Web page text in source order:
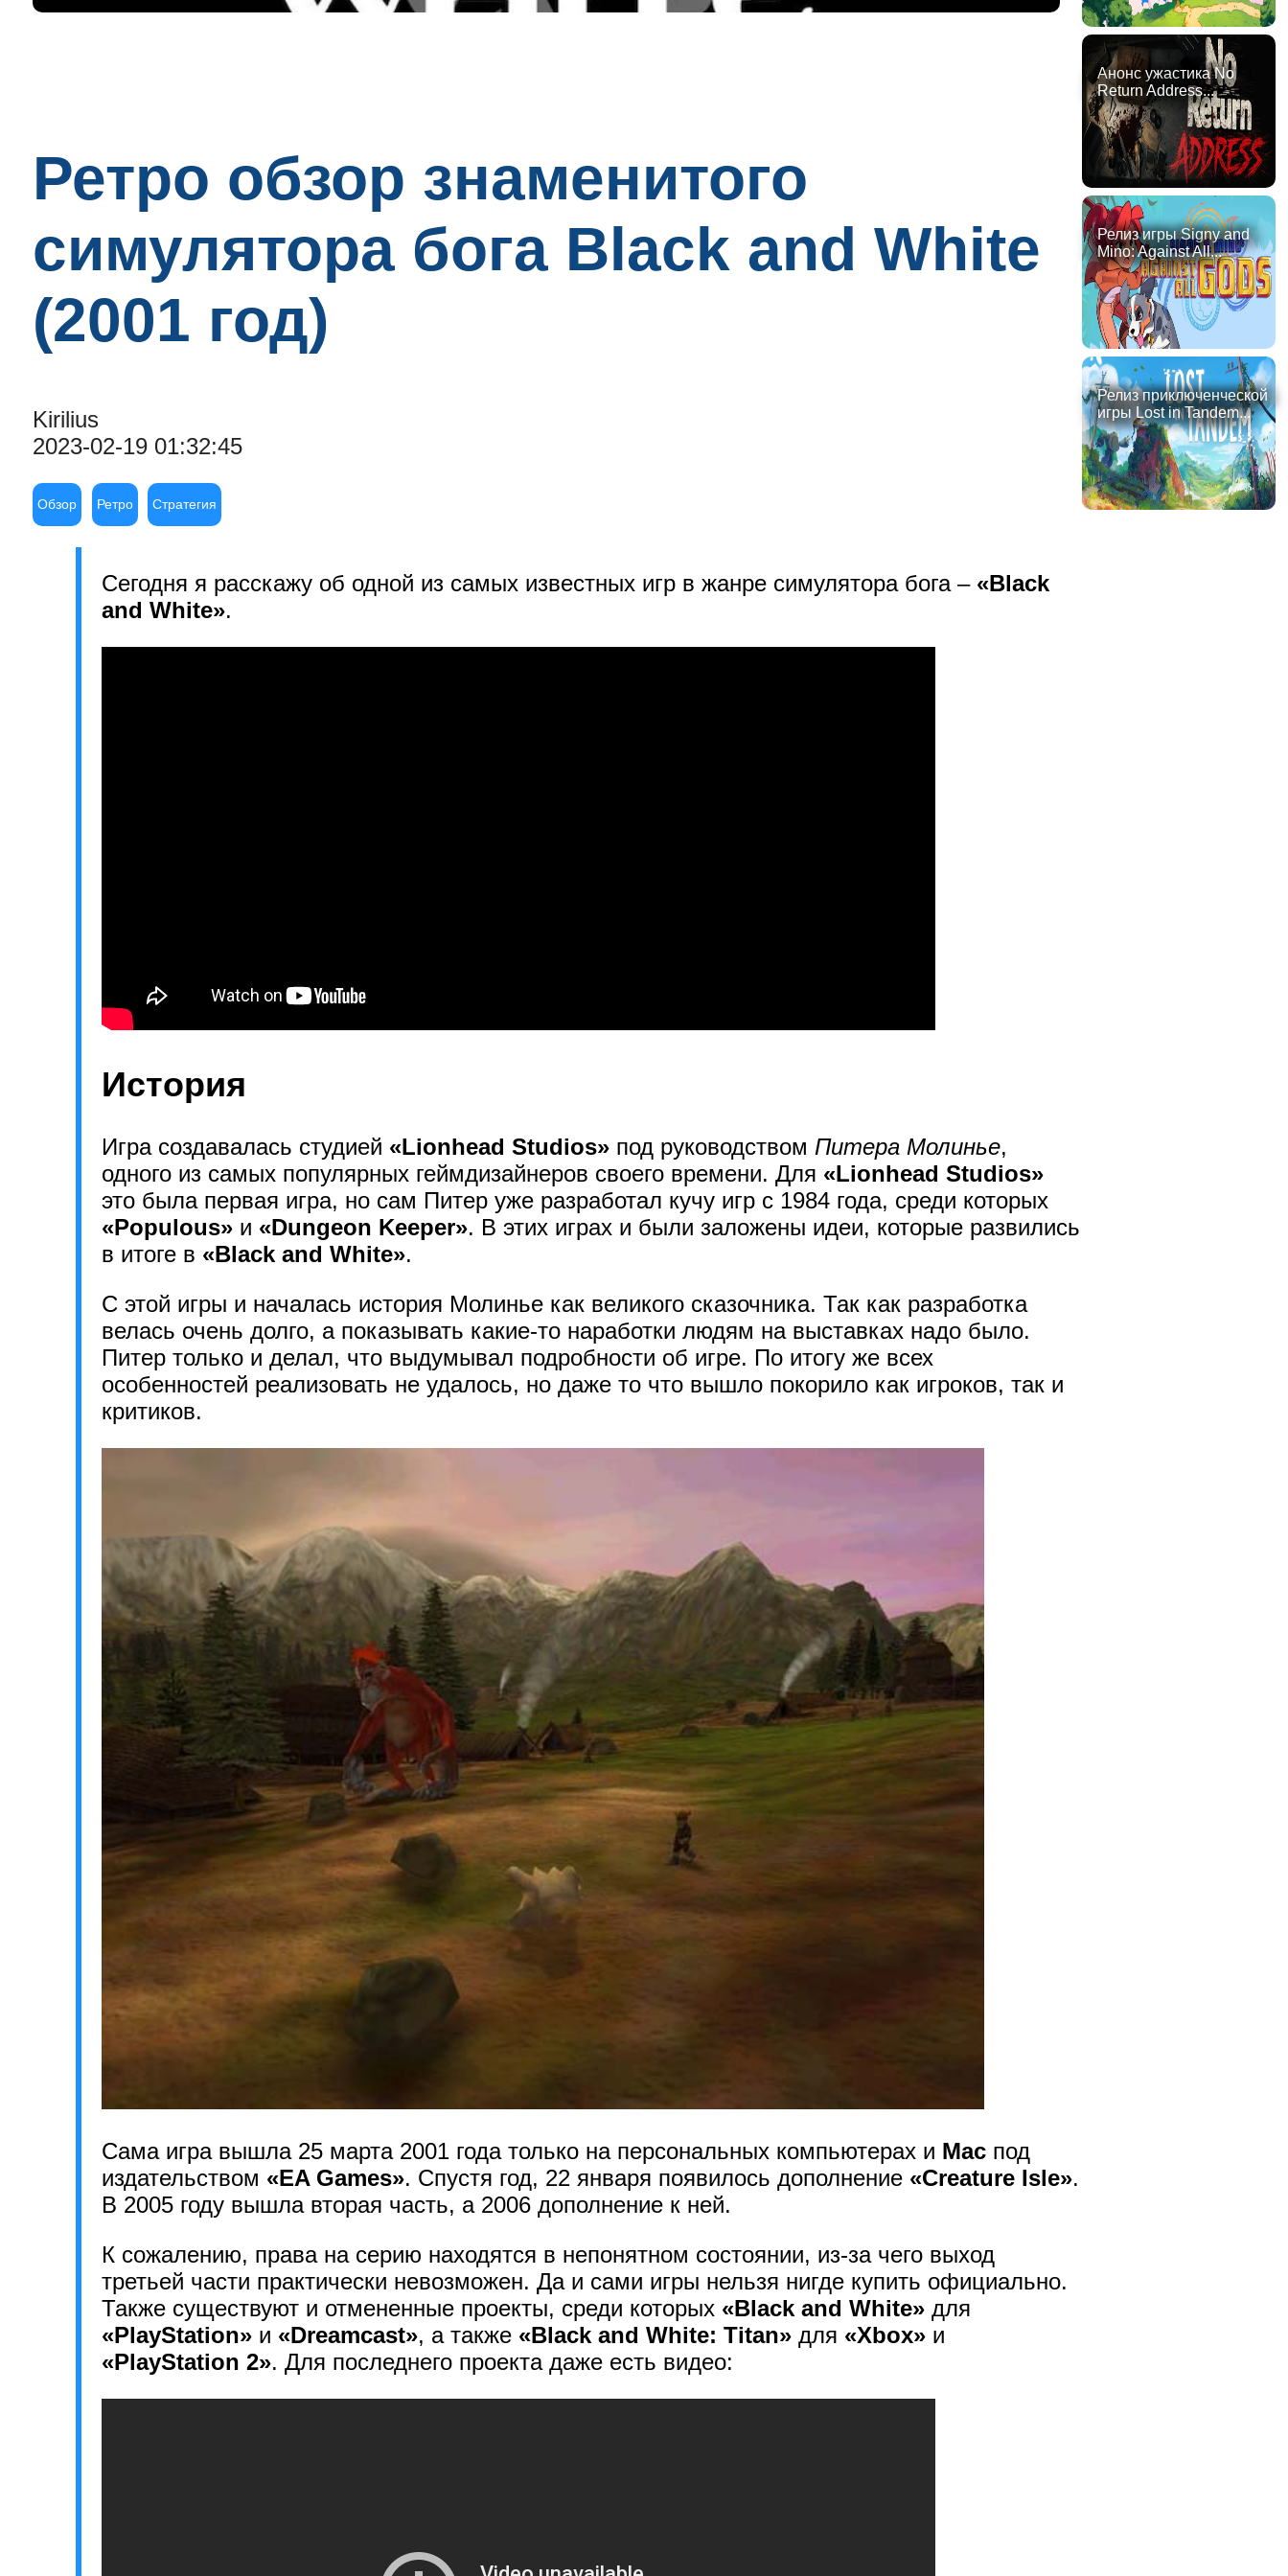
Ретро обзор знаменитого
симулятора бога Black and White
(2001 год)
Kirilius
2023-02-19 01:32:45
Обзор Ретро Стратегия
Сегодня я расскажу об одной из самых известных игр в жанре симулятора бога –«Black
and White».
История
Игра создавалась студией «Lionhead Studios» под руководством Питера Молинье,
одного из самых популярных геймдизайнеров своего времени. Для «Lionhead Studios»
это была первая игра, но сам Питер уже разработал кучу игр с 1984 года, среди которых
«Populous» и «Dungeon Keeper». В этих играх и были заложены идеи, которые развились
в итоге в «Black and White».
С этой игры и началась история Молинье как великого сказочника. Так как разработка
велась очень долго, а показывать какие-то наработки людям на выставках надо было.
Питер только и делал, что выдумывал подробности об игре. По итогу же всех
особенностей реализовать не удалось, но даже то что вышло покорило как игроков, так и
критиков.
Сама игра вышла 25 марта 2001 года только на персональных компьютерах и Mac под
издательством «EA Games». Спустя год, 22 января появилось дополнение «Creature Isle».
В 2005 году вышла вторая часть, а 2006 дополнение к ней.
К сожалению, права на серию находятся в непонятном состоянии, из-за чего выход
третьей части практически невозможен. Да и сами игры нельзя нигде купить официально.
Также существуют и отмененные проекты, среди которых «Black and White» для
«PlayStation» и «Dreamcast», а также «Black and White: Titan» для «Xbox» и
«PlayStation 2». Для последнего проекта даже есть видео:
Анонс ужастика No
Return Address...
Релиз игры Signy and
Mino: Against All...
Релиз приключенческой
игры Lost in Tandem...